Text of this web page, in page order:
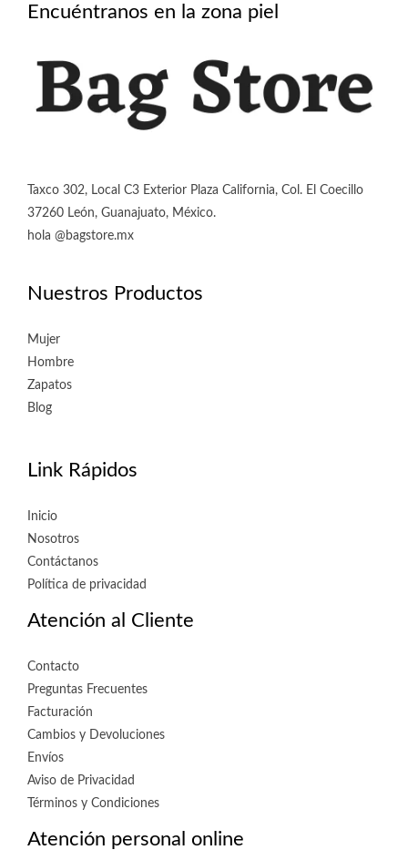
la
producto
Encuéntranos en la zona piel
Taxco 302, Local C3 Exterior Plaza California, Col. El Coecillo
37260 León, Guanajuato, México.
hola @bagstore.mx
Nuestros Productos
Mujer
Hombre
Zapatos
Blog
Link Rápidos
Inicio
Nosotros
Contáctanos
Política de privacidad
Atención al Cliente
Contacto
Preguntas Frecuentes
Facturación
Cambios y Devoluciones
Envíos
Aviso de Privacidad
Términos y Condiciones
Atención personal online